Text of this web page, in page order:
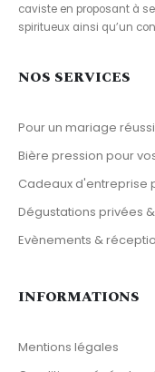
caviste en proposant à
spiritueux ainsi qu’un
NOS SERVICES
Pour un mariage réussi
Bière pression pour
Cadeaux d'entreprise
Dégustations privées
Evènements &
INFORMATIONS
Mentions légales